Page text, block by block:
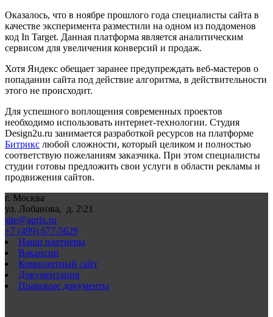
Оказалось, что в ноябре прошлого года специалисты сайта в
качестве эксперимента разместили на одном из поддоменов
код In Target. Данная платформа является аналитическим
сервисом для увеличения конверсий и продаж.
Хотя Яндекс обещает заранее предупреждать веб-мастеров о
попадании сайта под действие алгоритма, в действительности
этого не происходит.
Для успешного воплощения современных проектов
необходимо использовать интернет-технологии. Студия
Design2u.ru занимается разработкой ресурсов на платформе
Битрикс любой сложности, который целиком и полностью
соответствую пожеланиям заказчика. При этом специалисты
студии готовы предложить свои услуги в области рекламы и
продвижения сайтов.
г. Москва
ул. Лобанова, д. 2\21
site@aprix.ru
+7 (499) 677-5629
Наши партнеры
Вакансии
Композитный сайт
Документация
Правовые документы